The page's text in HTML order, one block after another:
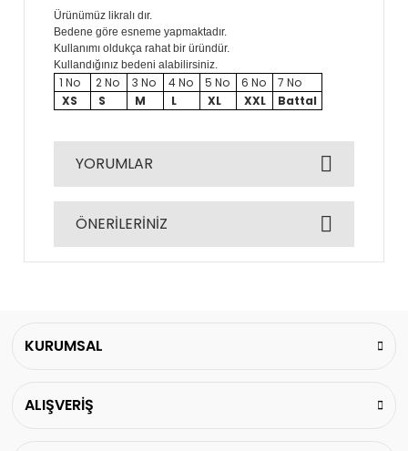
Ürünümüz likralı dır.
Bedene göre esneme yapmaktadır.
Kullanımı oldukça rahat bir üründür.
Kullandığınız bedeni alabilirsiniz.
1 No 2 No 3 No 4 No 5 No 6 No
7 No
XS
S M L XL XXL Battal
YORUMLAR
ÖNERİLERİNİZ
Görüş ve önerileriniz için teşekkür ederiz.
Ürün açıklamasında eksik bilgiler bulunuyor.
KURUMSAL
ALIŞVERİŞ